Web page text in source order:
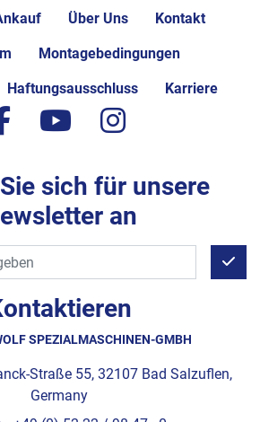
Über Uns Kontakt
Montagebedingungen
Haftungsausschluss Karriere
SPEZIALMASCHINEN-GMBH
Straße 55, 32107 Bad Salzuflen,
Germany
facebook
youtubeinstagram
sich für unsere
an